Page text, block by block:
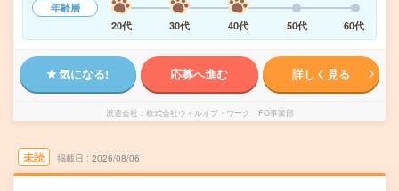
年齢層
20代
30代 40代 50代 60代
気になる! 応募へ進む 詳しく見る
派遣会社 株式会社ウィルオブ・ワーク FO事業部
未読 掲載日 2026/08/06